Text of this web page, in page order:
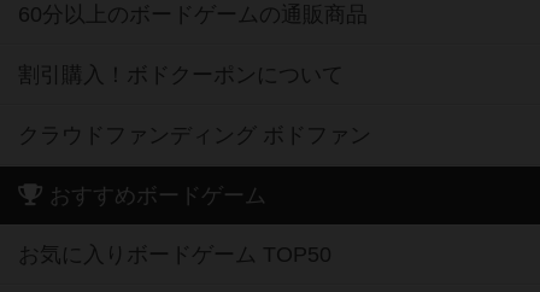
60分以上のボードゲームの通販商品
割引購入！ボドクーポンについて
クラウドファンディング ボドファン
おすすめボードゲーム
お気に入りボードゲーム TOP50